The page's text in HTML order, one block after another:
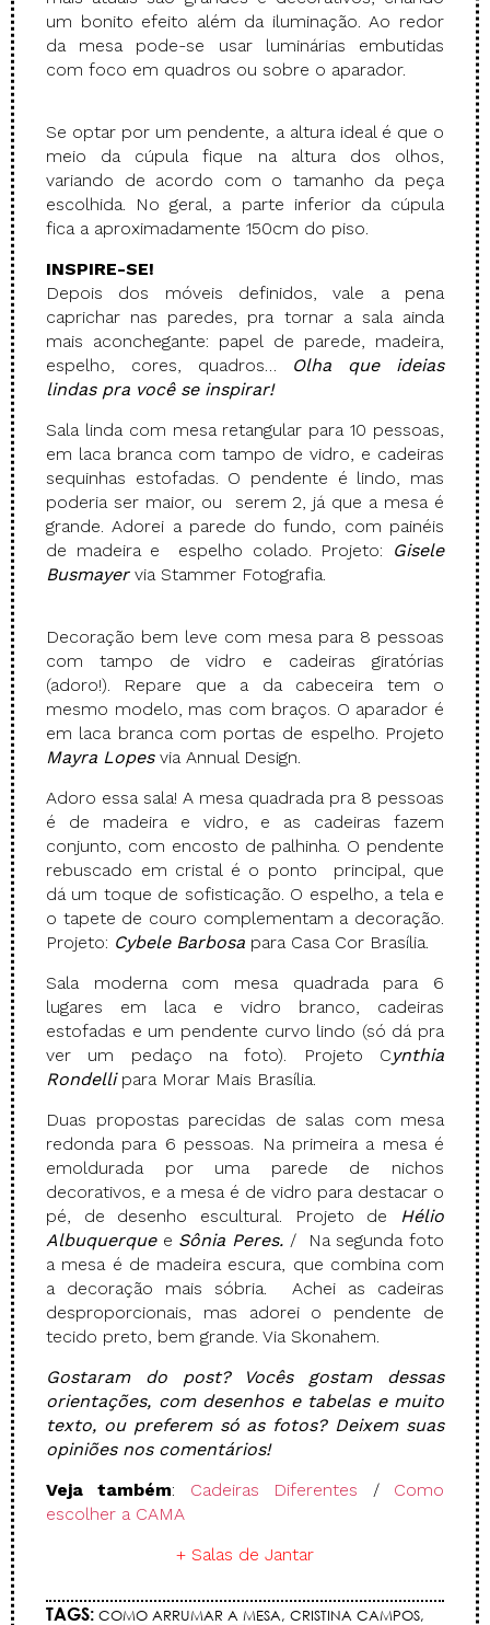
um bonito efeito além da iluminação. Ao redor
da mesa pode-se usar luminárias embutidas
com foco em quadros ou sobre o aparador.
Se optar por um pendente, a altura ideal é que o
meio da cúpula fique na altura dos olhos,
variando de acordo com o tamanho da peça
escolhida. No geral, a parte inferior da cúpula
fica a aproximadamente 150cm do piso.
INSPIRE-SE!
Depois dos móveis definidos, vale a pena
caprichar nas paredes, pra tornar a sala ainda
mais aconchegante: papel de parede, madeira,
espelho, cores, quadros… Olha que ideias
lindas pra você se inspirar!
Sala linda com mesa retangular para 10 pessoas,
em laca branca com tampo de vidro, e cadeiras
sequinhas estofadas. O pendente é lindo, mas
poderia ser maior, ou serem 2, já que a mesa é
grande. Adorei a parede do fundo, com painéis
de madeira e espelho colado. Projeto:
Gisele
Busmayervia Stammer Fotografia.
Decoração bem leve com mesa para 8 pessoas
com tampo de vidro e cadeiras giratórias
(adoro!). Repare que a da cabeceira tem o
mesmo modelo, mas com braços. O aparador é
em laca branca com portas de espelho. Projeto
Mayra Lopesvia Annual Design.
Adoro essa sala! A mesa quadrada pra 8 pessoas
é de madeira e vidro, e as cadeiras fazem
conjunto, com encosto de palhinha. O pendente
rebuscado em cristal é o ponto principal, que
dá um toque de sofisticação. O espelho, a tela e
o tapete de couro complementam a decoração.
Projeto: Cybele Barbosa para Casa Cor Brasília.
Sala moderna com mesa quadrada para 6
lugares em laca e vidro branco, cadeiras
estofadas e um pendente curvo lindo (só dá pra
ver um pedaço na foto). Projeto Cynthia
Rondellipara Morar Mais Brasília.
Duas propostas parecidas de salas com mesa
redonda para 6 pessoas. Na primeira a mesa é
emoldurada por uma parede de nichos
decorativos, e a mesa é de vidro para destacar o
pé, de desenho escultural. Projeto de Hélio
Albuquerquee Sônia Peres./ Na segunda foto
a mesa é de madeira escura, que combina com
a decoração mais sóbria. Achei as cadeiras
desproporcionais, mas adorei o pendente de
tecido preto, bem grande. Via Skonahem.
Gostaram do post? Vocês gostam dessas
orientações, com desenhos e tabelas e muito
texto, ou preferem só as fotos? Deixem suas
opiniões nos comentários!
Veja também: Cadeiras Diferentes / Como
escolher a CAMA
+ Salas de Jantar
TAGS: COMO ARRUMAR A MESA, CRISTINA CAMPOS,